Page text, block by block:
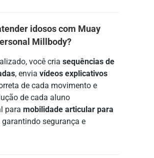
idosos com Muay
Millbody?
você cria sequências de
, envia vídeos explicativos
de cada movimento e
de cada aluno
para mobilidade articular para
garantindo segurança e